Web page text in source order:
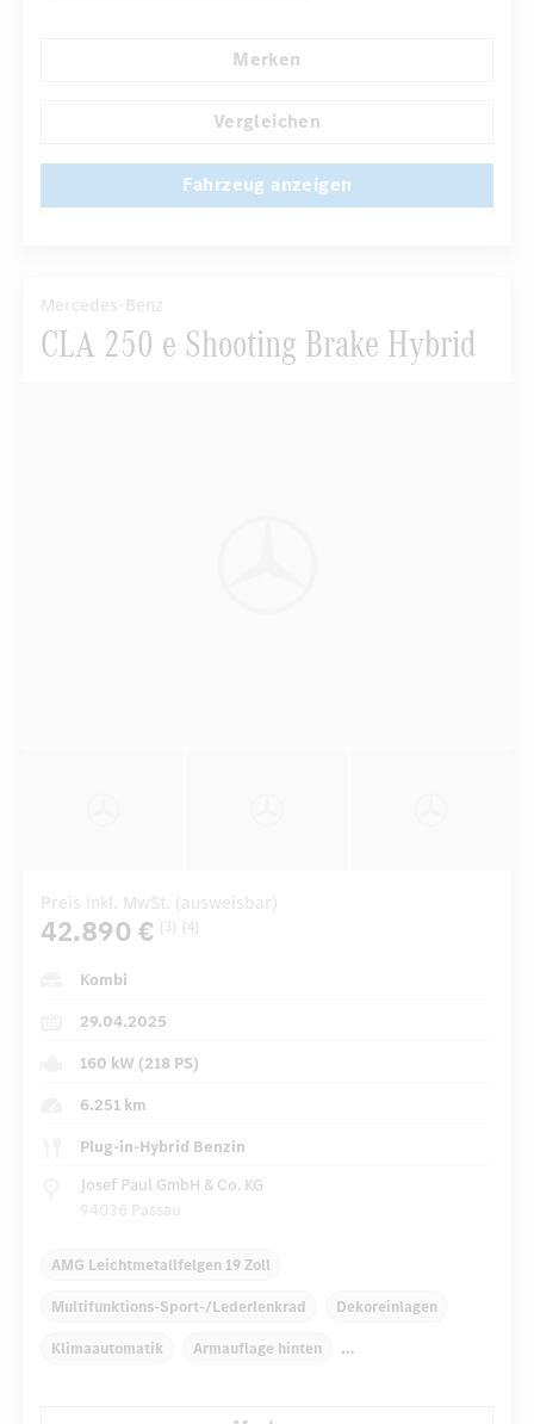
Multi-Funktions-Display
Merken
Vergleichen
Fahrzeug anzeigen
Mercedes-Benz
CLA 250 e Shooting Brake Hybrid
Preis inkl. MwSt. (ausweisbar)
42.890 € [3] [4]
Kombi
29.04.2025
160 kW (218 PS)
6.251 km
Plug-in-Hybrid Benzin
Josef Paul GmbH & Co. KG
94036 Passau
AMG Leichtmetallfelgen 19 Zoll
Multifunktions-Sport-/Lederlenkrad Dekoreinlagen
Klimaautomatik Armauflage hinten